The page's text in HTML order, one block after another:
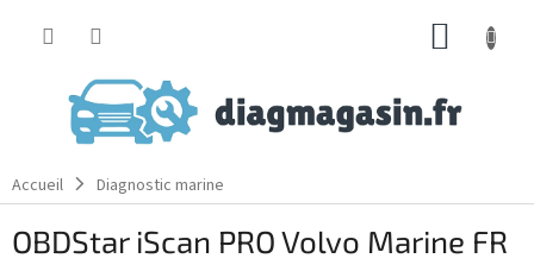
PANIER
Accueil Diagnostic marine
OBDStar iScan PRO Volvo Marine FR